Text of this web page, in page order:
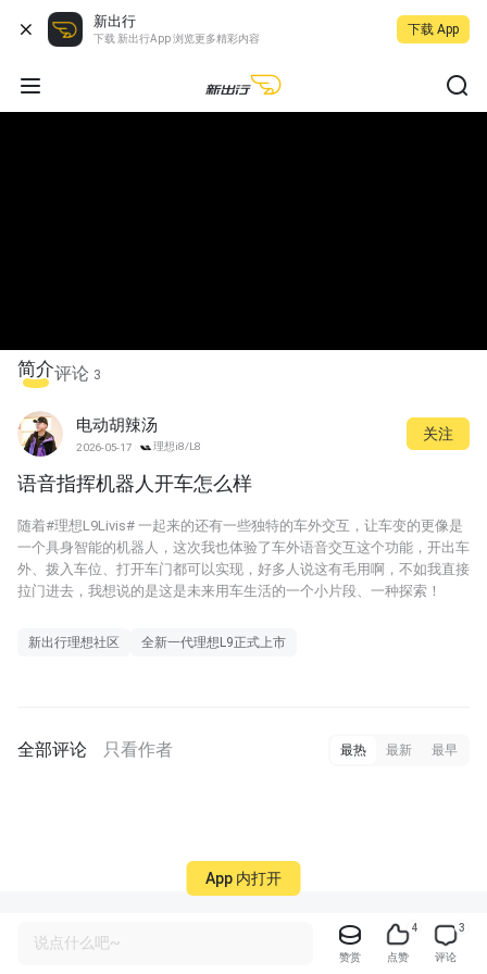
新出行
下载 新出行App 浏览更多精彩内容
下载 App
简介评论 3
电动胡辣汤
2026-05-17 理想i8/L8
关注
语音指挥机器人开车怎么样
随着#理想L9Livis# 一起来的还有一些独特的车外交互，让车变的更像是
一个具身智能的机器人，这次我也体验了车外语音交互这个功能，开出车
外、拨入车位、打开车门都可以实现，好多人说这有毛用啊，不如我直接
拉门进去，我想说的是这是未来用车生活的一个小片段、一种探索！
新出行理想社区 全新一代理想L9正式上市
全部评论 只看作者 最热 最新 最早
说点什么吧~
赞赏
4
点赞
3
评论
App 内打开